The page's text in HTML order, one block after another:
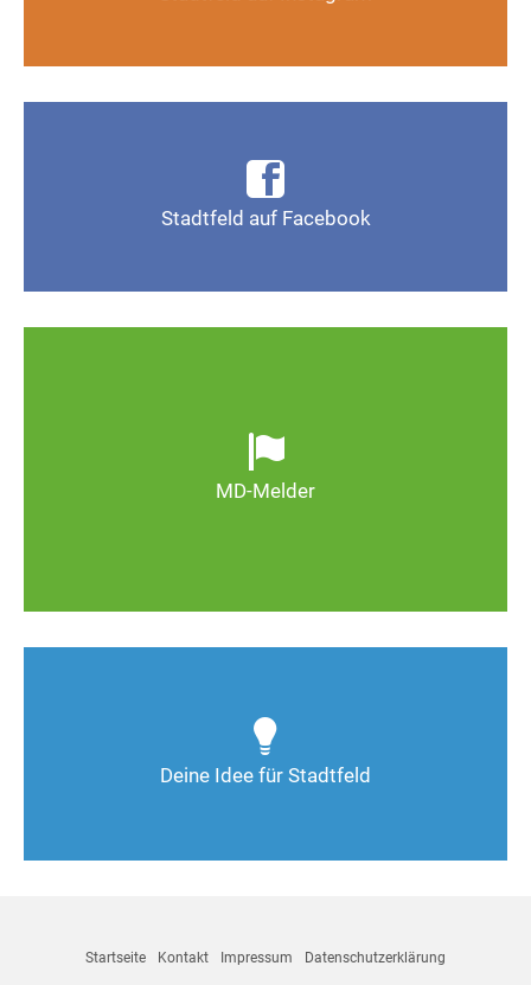
Auf Instagram folgen
Stadtfeld auf Facebook
Seite Magdeburg-Stadtfeld
MD-Melder
wild entsorgter Müll. Melden Sie Mängel, damit
Magdeburg schöner und lebenswerter wird.
Deine Idee für Stadtfeld
Deine Ideen sind gefragt!
Startseite Kontakt Impressum Datenschutzerklärung